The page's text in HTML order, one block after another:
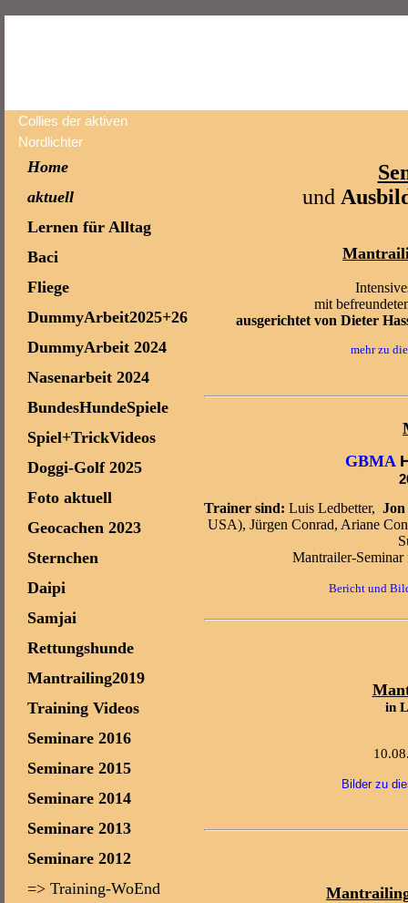
Collies der aktiven
Nordlichter
Home
aktuell
Lernen für Alltag
Baci
Fliege
DummyArbeit2025+26
DummyArbeit 2024
Nasenarbeit 2024
BundesHundeSpiele
Spiel+TrickVideos
Doggi-Golf 2025
Foto aktuell
Geocachen 2023
Sternchen
Daipi
Samjai
Rettungshunde
Mantrailing2019
Training Videos
Seminare 2016
Seminare 2015
Seminare 2014
Seminare 2013
Seminare 2012
=> Training-WoEnd
und
mit
ausgerichtet von Dieter
mehr zu
GBMA
Trainer sind: Luis Ledbetter, Jon
USA), Jürgen Conrad, Ariane
Mantrailer-
Bericht und
in
Bilder zu